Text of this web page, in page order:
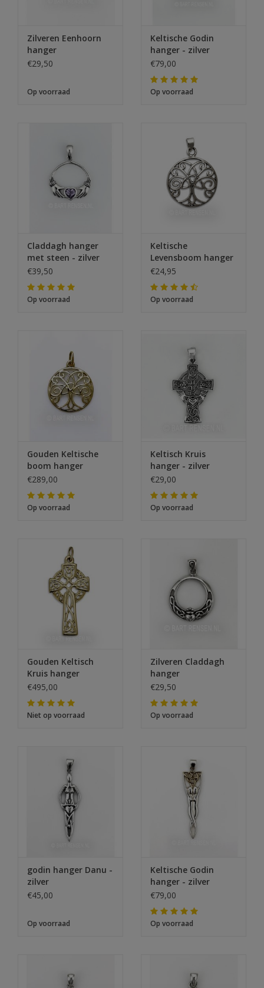
Zilveren Eenhoorn
hanger
€29,50
Op voorraad
Keltische Godin
hanger - zilver
€79,00
Op voorraad
Claddagh hanger
met steen - zilver
€39,50
Op voorraad
Keltische
Levensboom hanger
- zilver
€24,95
Op voorraad
Gouden Keltische
boom hanger
€289,00
Op voorraad
Keltisch Kruis
hanger - zilver
€29,00
Op voorraad
Gouden Keltisch
Kruis hanger
€495,00
Niet op voorraad
Zilveren Claddagh
hanger
€29,50
Op voorraad
godin hanger Danu -
zilver
€45,00
Op voorraad
Keltische Godin
hanger - zilver
€79,00
Op voorraad